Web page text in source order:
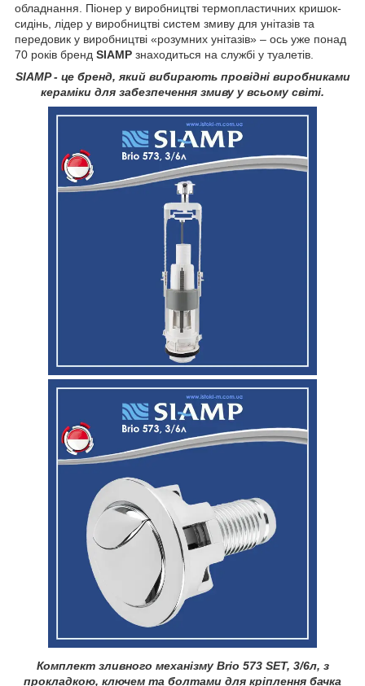
обладнання. Піонер у виробництві термопластичних кришок-
сидінь, лідер у виробництві систем змиву для унітазів та
передовик у виробництві «розумних унітазів» – ось уже понад
70 років бренд SIAMP знаходиться на службі у туалетів.
SIAMP - це бренд, який вибирають провідні виробниками
кераміки для забезпечення змиву у всьому світі.
Комплект зливного механізму Brio 573 SET, 3/6л, з
прокладкою, ключем та болтами для кріплення бачка